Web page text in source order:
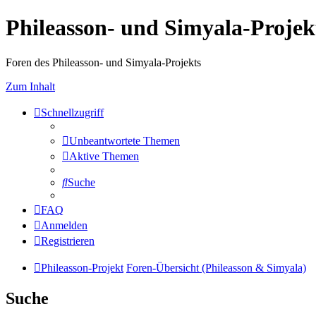
Phileasson- und Simyala-
Foren des Phileasson- und Simyala-Projekts
Zum Inhalt
Schnellzugriff
Unbeantwortete Themen
Aktive Themen
Suche
FAQ
Anmelden
Registrieren
Phileasson-Projekt Foren-Übersicht (Phileasson & Simyala)
Suche